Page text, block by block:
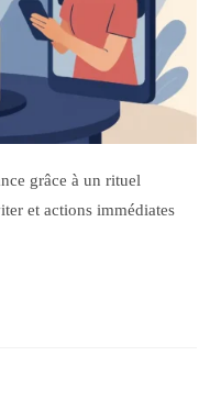
grâce à un rituel
et actions immédiates